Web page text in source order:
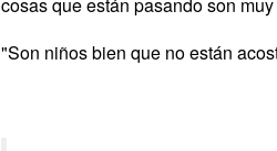
"Son niños bien que no están